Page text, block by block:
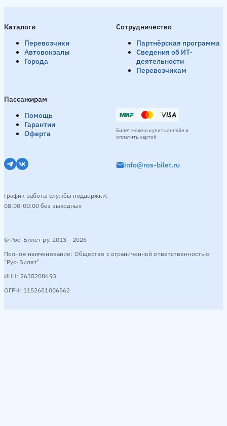
Каталоги
Перевозчики
Автовокзалы
Города
Пассажирам
Помощь
Гарантии
Оферта
Сотрудничество
Партнёрская программа
Сведения об ИТ-
деятельности
Перевозчикам
© Рос-Билет ру, 2013 - 2026
Полное наименование: Общество с ограниченной ответственностью
"Рус-Билет"
ИНН: 2635208693
ОГРН: 1152651006562
info@ros-bilet.ru
График работы службы поддержки:
08:00-00:00 без выходных
Билет можно купить онлайн и
оплатить картой